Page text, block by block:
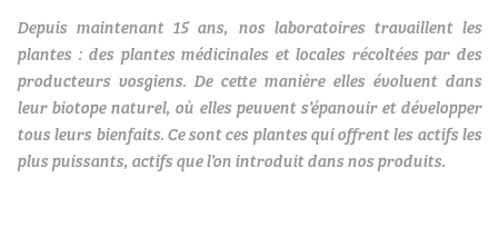
Depuis maintenant 15 ans, nos laboratoires travaillent les
plantes : des plantes médicinales et locales récoltées par des
producteurs vosgiens. De cette manière elles évoluent dans
leur biotope naturel, où elles peuvent s’épanouir et développer
tous leurs bienfaits. Ce sont ces plantes qui offrent les actifs les
plus puissants, actifs que l’on introduit dans nos produits.